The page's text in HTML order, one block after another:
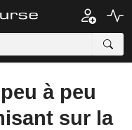
à peu
sur la